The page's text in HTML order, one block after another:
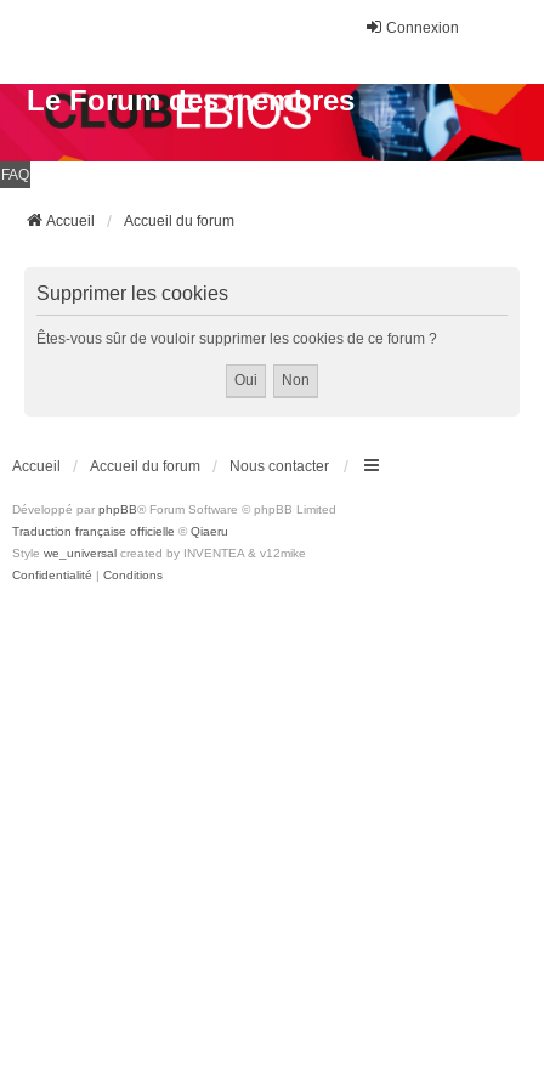
Connexion
Le Forum des membres
FAQ
Accueil Accueil du forum
Supprimer les cookies
Êtes-vous sûr de vouloir supprimer les cookies de ce forum ?
Accueil Accueil du forum Nous contacter
Développé par phpBB® Forum Software © phpBB Limited
Traduction française officielle © Qiaeru
Style we_universal created by INVENTEA & v12mike
Confidentialité | Conditions